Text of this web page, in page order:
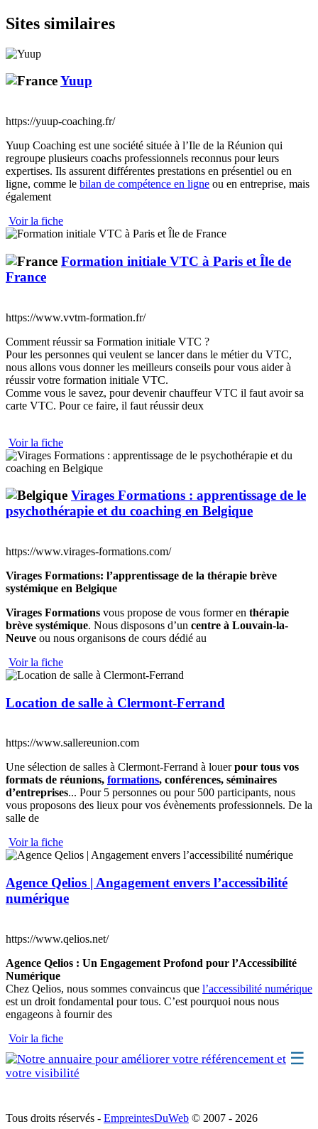
Sites similaires
Yuup
https://yuup-coaching.fr/
Yuup Coaching est une société située à l’Ile de la Réunion qui
regroupe plusieurs coachs professionnels reconnus pour leurs
expertises. Ils assurent différentes prestations en présentiel ou en
ligne, comme le bilan de compétence en ligne ou en entreprise, mais
également
Voir la fiche
Formation initiale VTC à Paris et Île de
France
https://www.vvtm-formation.fr/
Comment réussir sa Formation initiale VTC ?
Pour les personnes qui veulent se lancer dans le métier du VTC,
nous allons vous donner les meilleurs conseils pour vous aider à
réussir votre formation initiale VTC.
Comme vous le savez, pour devenir chauffeur VTC il faut avoir sa
carte VTC. Pour ce faire, il faut réussir deux
Voir la fiche
Virages Formations : apprentissage de le
psychothérapie et du coaching en Belgique
https://www.virages-formations.com/
Virages Formations: l’apprentissage de la thérapie brève
systémique en Belgique
Virages Formations vous propose de vous former en thérapie
brève systémique. Nous disposons d’un centre à Louvain-la-
Neuve ou nous organisons de cours dédié au
Voir la fiche
Location de salle à Clermont-Ferrand
https://www.sallereunion.com
Une sélection de salles à Clermont-Ferrand à louerpour tous vos
formats de réunions, formations, conférences, séminaires
d’entreprises... Pour 5 personnes ou pour 500 participants, nous
vous proposons des lieux pour vos évènements professionnels. De la
salle de
Voir la fiche
Agence Qelios | Angagement envers l’accessibilité
numérique
https://www.qelios.net/
Agence Qelios : Un Engagement Profond pour l’Accessibilité
Numérique
Chez Qelios, nous sommes convaincus que l’accessibilité numérique
est un droit fondamental pour tous. C’est pourquoi nous nous
engageons à fournir des
Voir la fiche
☰
Tous droits réservés - EmpreintesDuWeb © 2007 - 2026